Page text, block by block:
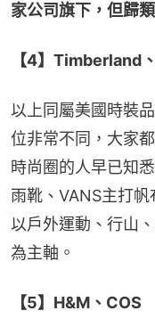
家公司旗下，但歸
【4】Timberland
以上同屬美國時裝
位非常不同，大家
時尚圈的人早已知
雨靴、VANS主打
以戶外運動、行山
為主軸。
【5】H&M、COS